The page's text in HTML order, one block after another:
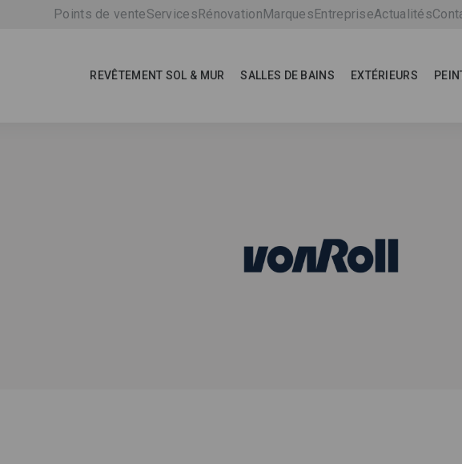
REVÊTEMENT SOL & MUR SALLES DE BAINS EXTÉRIEURS
Points de venteServicesRénovationMarquesEntrepriseActualités